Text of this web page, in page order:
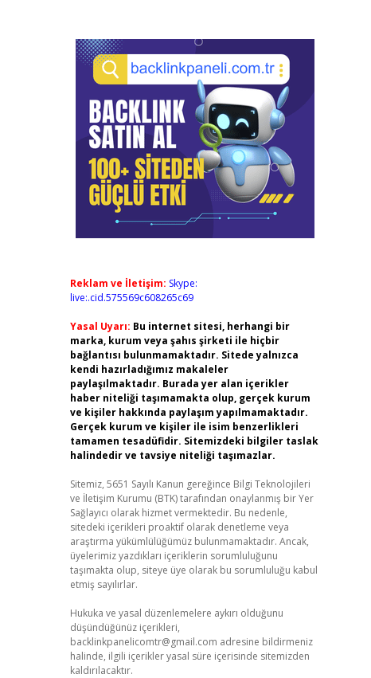
Reklam ve İletişim: Skype:
live:.cid.575569c608265c69
Yasal Uyarı: Bu internet sitesi, herhangi bir
marka, kurum veya şahıs şirketi ile hiçbir
bağlantısı bulunmamaktadır. Sitede yalnızca
kendi hazırladığımız makaleler
paylaşılmaktadır. Burada yer alan içerikler
haber niteliği taşımamakta olup, gerçek kurum
ve kişiler hakkında paylaşım yapılmamaktadır.
Gerçek kurum ve kişiler ile isim benzerlikleri
tamamen tesadüfidir. Sitemizdeki bilgiler taslak
halindedir ve tavsiye niteliği taşımazlar.
Sitemiz, 5651 Sayılı Kanun gereğince Bilgi Teknolojileri
ve İletişim Kurumu (BTK) tarafından onaylanmış bir Yer
Sağlayıcı olarak hizmet vermektedir. Bu nedenle,
sitedeki içerikleri proaktif olarak denetleme veya
araştırma yükümlülüğümüz bulunmamaktadır. Ancak,
üyelerimiz yazdıkları içeriklerin sorumluluğunu
taşımakta olup, siteye üye olarak bu sorumluluğu kabul
etmiş sayılırlar.
Hukuka ve yasal düzenlemelere aykırı olduğunu
düşündüğünüz içerikleri,
backlinkpanelicomtr@gmail.com adresine bildirmeniz
halinde, ilgili içerikler yasal süre içerisinde sitemizden
kaldırılacaktır.